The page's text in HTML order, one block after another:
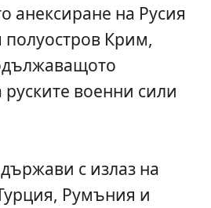
анексиране на Русия
полуостров Крим,
военни сили
с излаз на
Румъния и